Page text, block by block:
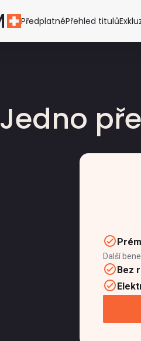
PředplatnéPřehled titulů
Jedno
Další
Bez